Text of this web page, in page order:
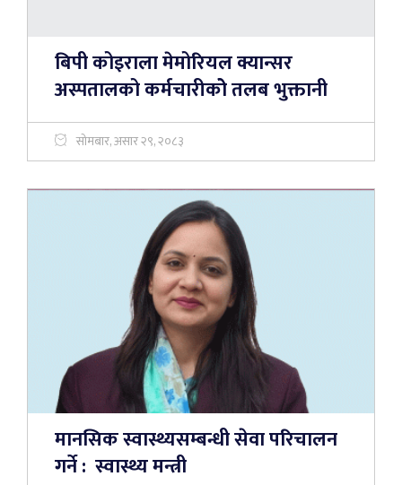
बिपी कोइराला मेमोरियल क्यान्सर
अस्पतालको कर्मचारीकोे तलब भुक्तानी
सोमबार, असार २९, २०८३
मानसिक स्वास्थ्यसम्बन्धी सेवा परिचालन
गर्ने : स्वास्थ्य मन्त्री